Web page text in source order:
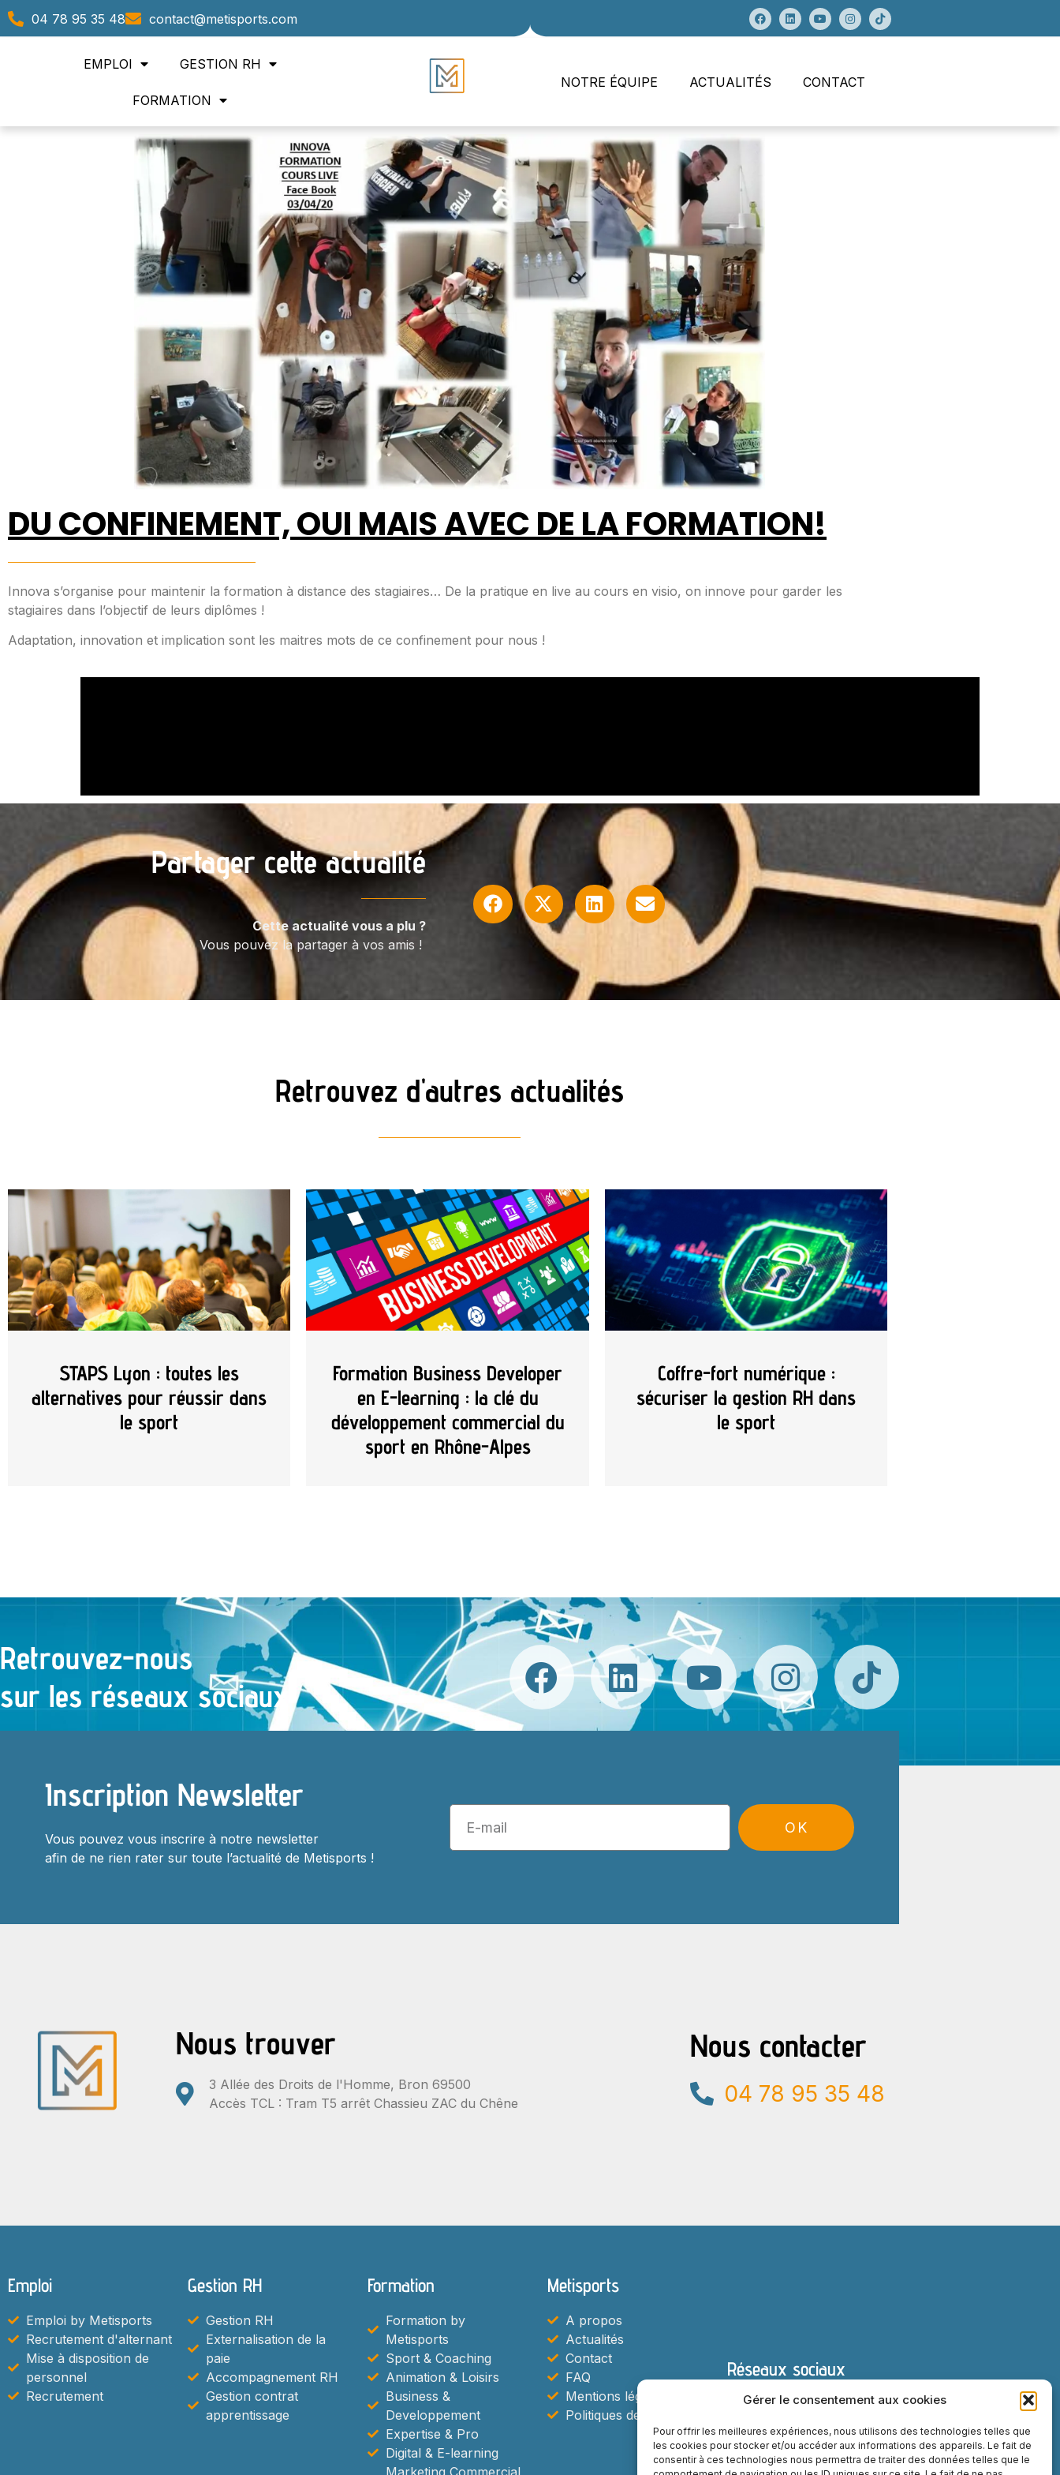
Gérer le consentement aux cookies
Pour offrir les meilleures expériences, nous utilisons des technologies telles que
les cookies pour stocker et/ou accéder aux informations des appareils. Le fait de
consentir à ces technologies nous permettra de traiter des données telles que le
04 78 95 35 48 contact@metisports.com
EMPLOI GESTION RH
FORMATION
NOTRE ÉQUIPE ACTUALITÉS CONTACT
DU CONFINEMENT, OUI MAIS AVEC DE LA FORMATION!
Innova s’organise pour maintenir la formation à distance des stagiaires… De la pratique en live au cours en visio, on innove pour garder les
stagiaires dans l’objectif de leurs diplômes !
Adaptation, innovation et implication sont les maitres mots de ce confinement pour nous !
Partager cette actualité
Cette actualité vous a plu ?
Vous pouvez la partager à vos amis !
Retrouvez d'autres actualités
STAPS Lyon : toutes les
alternatives pour réussir dans
le sport
Formation Business Developer
en E-learning : la clé du
développement commercial du
sport en Rhône-Alpes
Coffre-fort numérique :
sécuriser la gestion RH dans
le sport
Retrouvez-nous
sur les réseaux sociaux
Inscription Newsletter
Vous pouvez vous inscrire à notre newsletter
afin de ne rien rater sur toute l’actualité de Metisports !
OK
Nous trouver
3 Allée des Droits de l'Homme, Bron 69500
Accès TCL : Tram T5 arrêt Chassieu ZAC du Chêne
Nous contacter
04 78 95 35 48
Emploi
Emploi by Metisports
Recrutement d'alternant
Mise à disposition de
personnel
Recrutement
Gestion RH
Gestion RH
Externalisation de la
paie
Accompagnement RH
Gestion contrat
apprentissage
Formation
Formation by
Metisports
Sport & Coaching
Animation & Loisirs
Business &
Developpement
Expertise & Pro
Digital & E-learning
Marketing Commercial
Metisports
A propos
Actualités
Contact
FAQ
Mentions légales
Politiques de Cookies
Réseaux sociaux